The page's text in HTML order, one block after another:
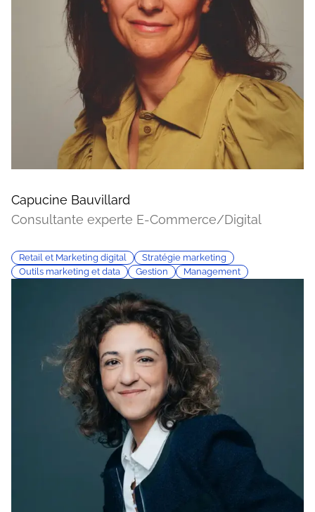
Capucine Bauvillard
Consultante experte E-Commerce/Digital
Retail et Marketing digital
Stratégie marketing
Outils marketing et data
Gestion Management